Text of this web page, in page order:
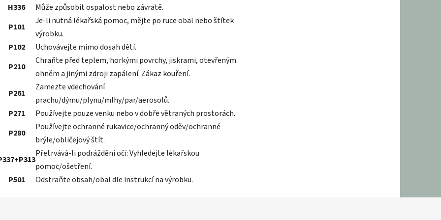
H336
Může způsobit ospalost nebo závratě.
P101
Je-li nutná lékařská pomoc, mějte po ruce obal nebo štítek
výrobku.
P102
Uchovávejte mimo dosah dětí.
P210
Chraňte před teplem, horkými povrchy, jiskrami, otevřeným
ohněm a jinými zdroji zapálení. Zákaz kouření.
P261
Zamezte vdechování
prachu/dýmu/plynu/mlhy/par/aerosolů.
P271
Používejte pouze venku nebo v dobře větraných prostorách.
P280
Používejte ochranné rukavice/ochranný oděv/ochranné
brýle/obličejový štít.
Přetrvává-li podráždění očí: Vyhledejte lékařskou
pomoc/ošetření.
P501
Odstraňte obsah/obal dle instrukcí na výrobku.